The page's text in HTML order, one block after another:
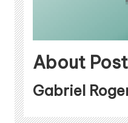
About
Gabriel